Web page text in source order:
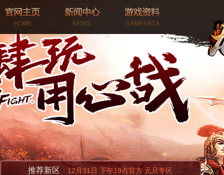
推荐新区 12月31日 下午19点官方 元旦专区